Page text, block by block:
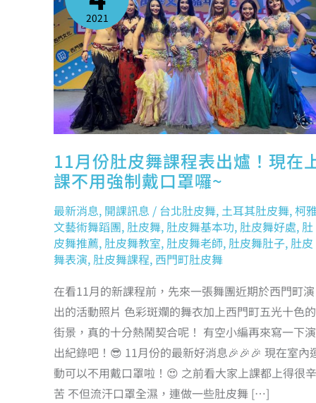
2021
11月份肚皮舞課程表出爐！現在
課不用強制戴口罩囉~
最新消息, 開課訊息 / 台北肚皮舞, 土耳其肚皮舞,柯
文藝術舞蹈團, 肚皮舞, 肚皮舞基本功, 肚皮舞好處, 肚
皮舞推薦, 肚皮舞教室, 肚皮舞老師, 肚皮舞肚子, 肚皮
舞表演, 肚皮舞課程, 西門町肚皮舞
在看11月的新課程前，先來一張舞團近期於西門町演
出的活動照片 色彩斑斕的舞衣加上西門町五光十色的
街景，真的十分熱鬧契合呢！ 有空小編再來寫一下演
出紀錄吧！😎 11月份的最新好消息🎉🎉🎉 現在室內
動可以不用戴口罩啦！😍 之前看大家上課都上得很辛
苦 不但流汗口罩全濕，連做一些肚皮舞 […]
程
表
出
爐！
現
在
上
課
不
用
強
制
戴
口
罩
~